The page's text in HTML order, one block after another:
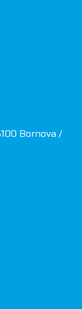
Bornova /